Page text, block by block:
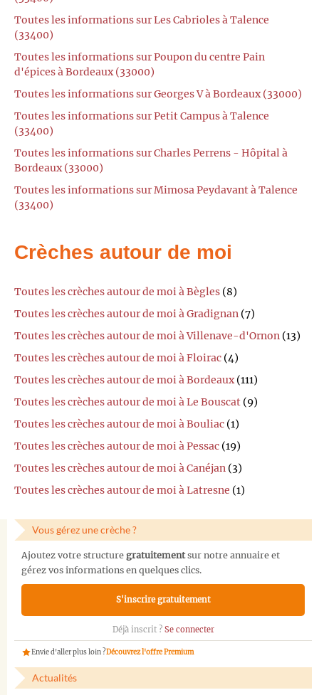
Toutes les informations sur Les Cabrioles à Talence
(33400)
Toutes les informations sur Poupon du centre Pain
d'épices à Bordeaux (33000)
Toutes les informations sur Georges V à Bordeaux (33000)
Toutes les informations sur Petit Campus à Talence
(33400)
Toutes les informations sur Charles Perrens - Hôpital à
Bordeaux (33000)
Toutes les informations sur Mimosa Peydavant à Talence
(33400)
Crèches autour de moi
Toutes les crèches autour de moi à Bègles (8)
Toutes les crèches autour de moi à Gradignan (7)
Toutes les crèches autour de moi à Villenave-d'Ornon (13)
Toutes les crèches autour de moi à Floirac (4)
Toutes les crèches autour de moi à Bordeaux(111)
Toutes les crèches autour de moi à Le Bouscat (9)
Toutes les crèches autour de moi à Bouliac (1)
Toutes les crèches autour de moi à Pessac (19)
Toutes les crèches autour de moi à Canéjan (3)
Toutes les crèches autour de moi à Latresne (1)
Vous gérez une crèche ?
Ajoutez votre structure gratuitementsur notre annuaire et
gérez vos informations en quelques clics.
S'inscrire gratuitement
Déjà inscrit ? Se connecter
Envie d'aller plus loin ?Découvrez l'offre Premium
Actualités